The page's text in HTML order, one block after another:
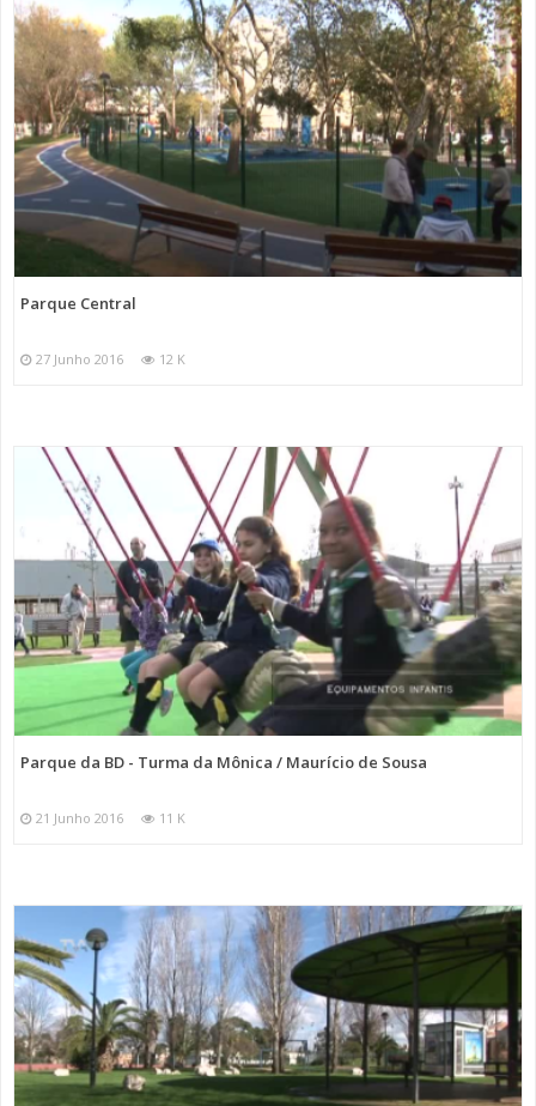
Parque Central
27 Junho 2016 12 K
Parque da BD - Turma da Mônica / Maurício de Sousa
21 Junho 2016 11 K